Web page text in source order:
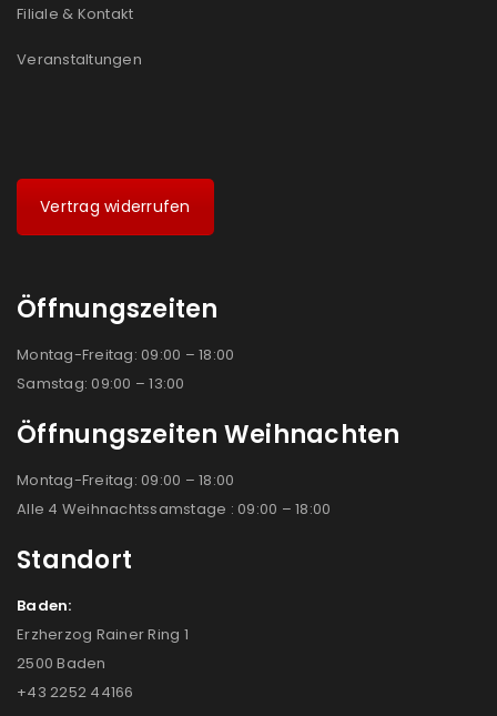
Filiale & Kontakt
Veranstaltungen
Vertrag widerrufen
Öffnungszeiten
Montag-Freitag: 09:00 – 18:00
Samstag: 09:00 – 13:00
Öffnungszeiten Weihnachten
Montag-Freitag: 09:00 – 18:00
Alle 4 Weihnachtssamstage : 09:00 – 18:00
Standort
Baden:
Erzherzog Rainer Ring 1
2500 Baden
+43 2252 44166